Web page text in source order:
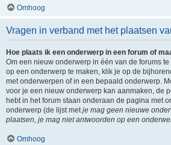
Omhoog
Vragen in verband met het plaatsen
Hoe plaats ik een onderwerp in een forum of
Om een nieuw onderwerp in één van de forums
op een onderwerp te maken, klik je op de
met onderwerpen of in een bepaald onderwerp.
voor je een nieuw onderwerp kan aanmaken, de
hebt in het forum staan onderaan de pagina met
onderwerp (de lijst metje mag geen nieuwe
plaatsen, je mag niet antwoorden op een
Omhoog